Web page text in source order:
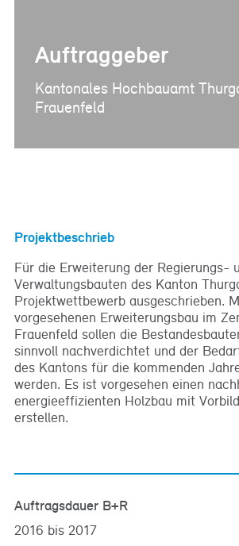
Projektbeschrieb
Für die Erweiterung der Regierungs-
Verwaltungsbauten des Kanton
Projektwettbewerb ausgeschrieben.
vorgesehenen Erweiterungsbau im
Frauenfeld sollen die
sinnvoll nachverdichtet und der
des Kantons für die kommenden
werden. Es ist vorgesehen einen
energieeffizienten Holzbau mit
erstellen.
Auftragsdauer B+R
2016 bis 2017
Auftraggeber
Kantonales Hochbauamt
Frauenfeld